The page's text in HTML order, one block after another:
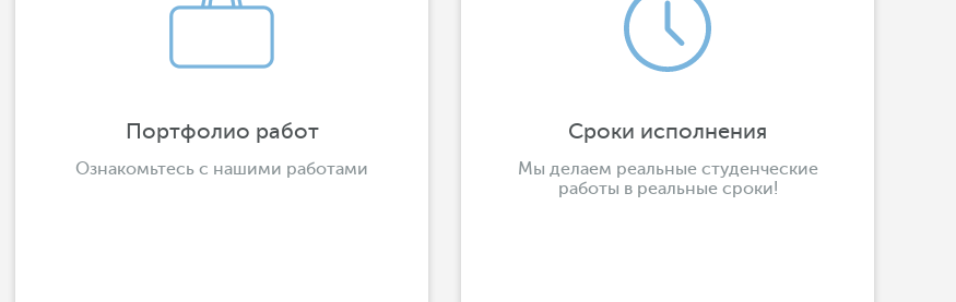
Портфолио работ
Ознакомьтесь с нашими работами
Сроки исполнения
Мы делаем реальные студенческие
работы в реальные сроки!